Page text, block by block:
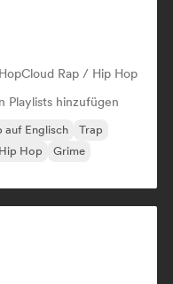
Cloud Rap / Hip Hop
Playlists hinzufügen
auf Englisch
Trap
Hop
Grime